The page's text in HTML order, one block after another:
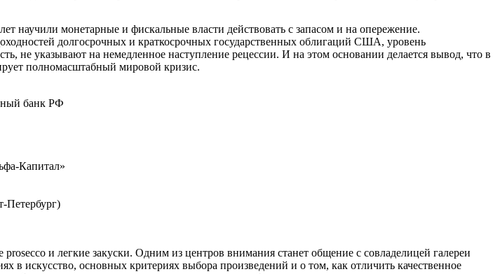
монетарные и фискальные власти действовать с запасом и на опережение.
долгосрочных и краткосрочных государственных облигаций США, уровень
не указывают на немедленное наступление рецессии. И на этом основании делается вывод, что в
полномасштабный мировой кризис.
банк РФ
Капитал»
Петербург)
и легкие закуски. Одним из центров внимания станет общение с совладелицей галереи
искусство, основных критериях выбора произведений и о том, как отличить качественное